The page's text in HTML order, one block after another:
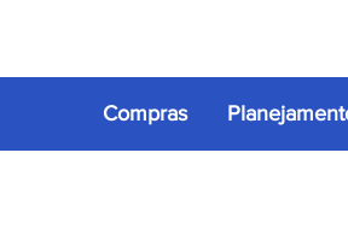
Compras